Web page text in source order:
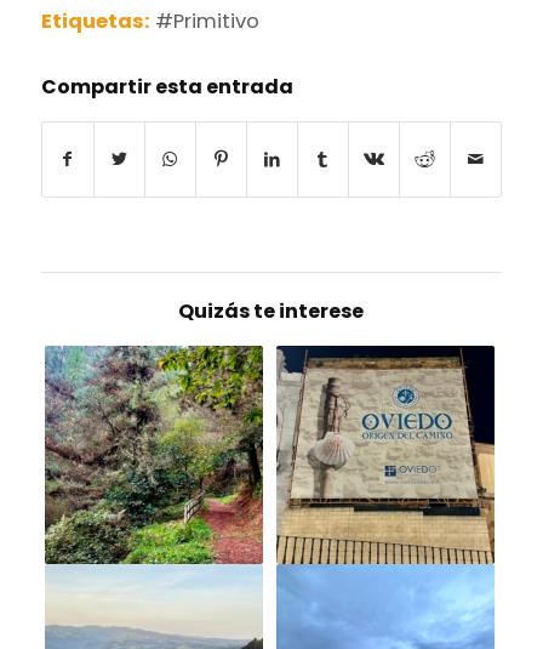
Etiquetas: #Primitivo
Compartir esta entrada
Quizás te interese